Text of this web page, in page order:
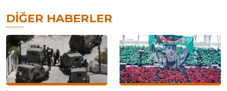
DIĞER HABERLER